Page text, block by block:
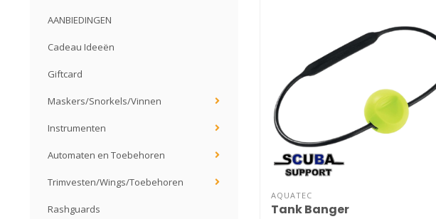
AANBIEDINGEN
Cadeau Ideeën
Giftcard
Maskers/Snorkels/Vinnen
Instrumenten
Automaten en Toebehoren
Trimvesten/Wings/Toebehoren
Rashguards
AQUATEC
Tank Banger